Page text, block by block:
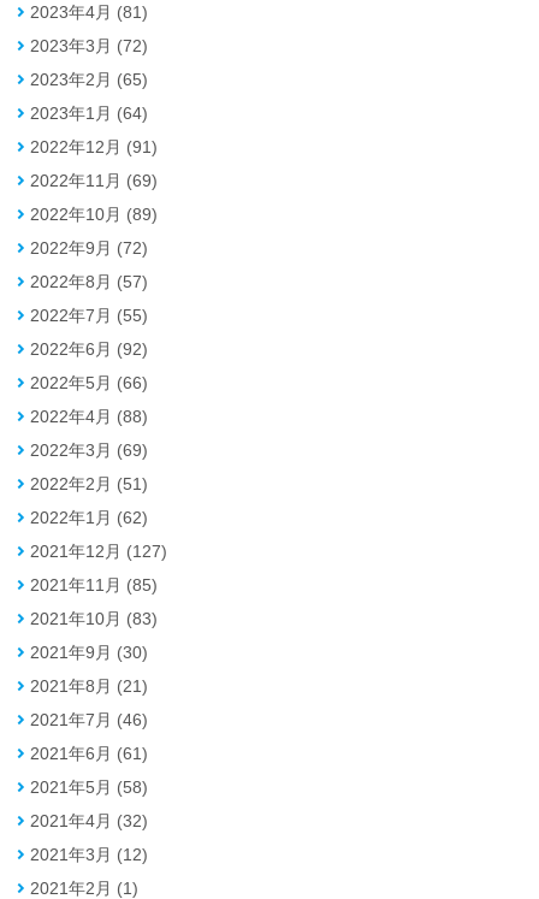
2023年4月 (81)
2023年3月 (72)
2023年2月 (65)
2023年1月 (64)
2022年12月 (91)
2022年11月 (69)
2022年10月 (89)
2022年9月 (72)
2022年8月 (57)
2022年7月 (55)
2022年6月 (92)
2022年5月 (66)
2022年4月 (88)
2022年3月 (69)
2022年2月 (51)
2022年1月 (62)
2021年12月 (127)
2021年11月 (85)
2021年10月 (83)
2021年9月 (30)
2021年8月 (21)
2021年7月 (46)
2021年6月 (61)
2021年5月 (58)
2021年4月 (32)
2021年3月 (12)
2021年2月 (1)